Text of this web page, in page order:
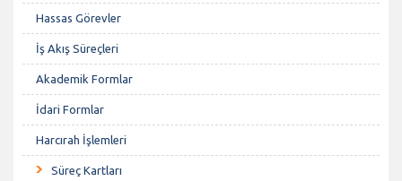
Hassas Görevler
İş Akış Süreçleri
Akademik Formlar
İdari Formlar
Harcırah İşlemleri
Süreç Kartları